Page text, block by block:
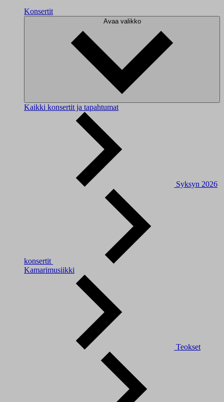
Konsertit
Avaa valikko
Kaikki konsertit ja tapahtumat
Syksyn 2026
konsertit
Kamarimusiikki
Teokset